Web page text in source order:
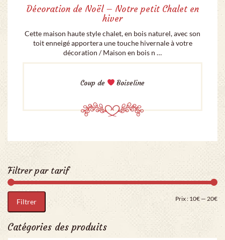
Décoration de Noël – Notre petit Chalet en
hiver
Cette maison haute style chalet, en bois naturel, avec son
toit enneigé apportera une touche hivernale à votre
décoration / Maison en bois n …
Coup de Boiseline
Filtrer par tarif
Filtrer Prix : 10€ — 20€
Catégories des produits